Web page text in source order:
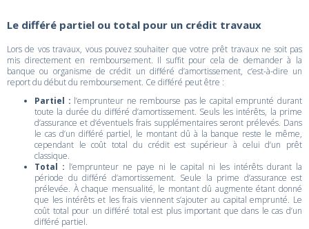
Le différé partiel ou total pour un crédit travaux
Lors de vos travaux, vous pouvez souhaiter que votre prêt travaux ne soit pas
mis directement en remboursement. Il suffit pour cela de demander à la
banque ou organisme de crédit un différé d’amortissement, c’est-à-dire un
report du début du remboursement. Ce différé peut être :
Partiel : l’emprunteur ne rembourse pas le capital emprunté durant
toute la durée du différé d’amortissement. Seuls les intérêts, la prime
d’assurance et d’éventuels frais supplémentaires seront prélevés. Dans
le cas d’un différé partiel, le montant dû à la banque reste le même,
cependant le coût total du crédit est supérieur à celui d’un prêt
classique.
Total : l’emprunteur ne paye ni le capital ni les intérêts durant la
période du différé d’amortissement. Seule la prime d’assurance est
prélevée. À chaque mensualité, le montant dû augmente étant donné
que les intérêts et les frais viennent s’ajouter au capital emprunté. Le
coût total pour un différé total est plus important que dans le cas d’un
différé partiel.